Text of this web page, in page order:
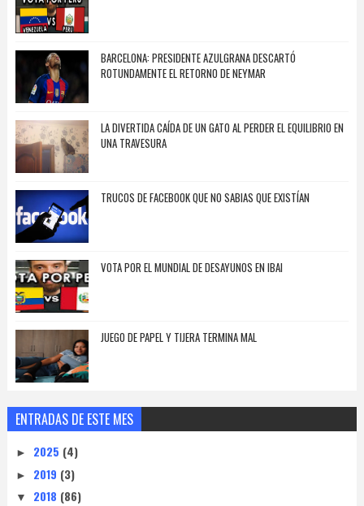
BARCELONA: PRESIDENTE AZULGRANA DESCARTÓ
ROTUNDAMENTE EL RETORNO DE NEYMAR
LA DIVERTIDA CAÍDA DE UN GATO AL PERDER EL EQUILIBRIO EN
UNA TRAVESURA
TRUCOS DE FACEBOOK QUE NO SABIAS QUE EXISTÍAN
VOTA POR EL MUNDIAL DE DESAYUNOS EN IBAI
JUEGO DE PAPEL Y TIJERA TERMINA MAL
ENTRADAS DE ESTE MES
► 2025 (4)
► 2019 (3)
▼ 2018 (86)